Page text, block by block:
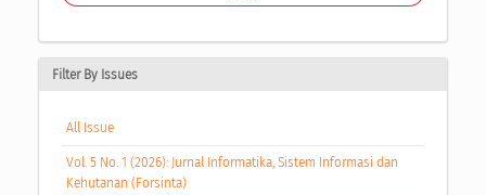
Filter By Issues
All Issue
Vol. 5 No. 1 (2026): Jurnal Informatika, Sistem Informasi dan
Kehutanan (Forsinta)